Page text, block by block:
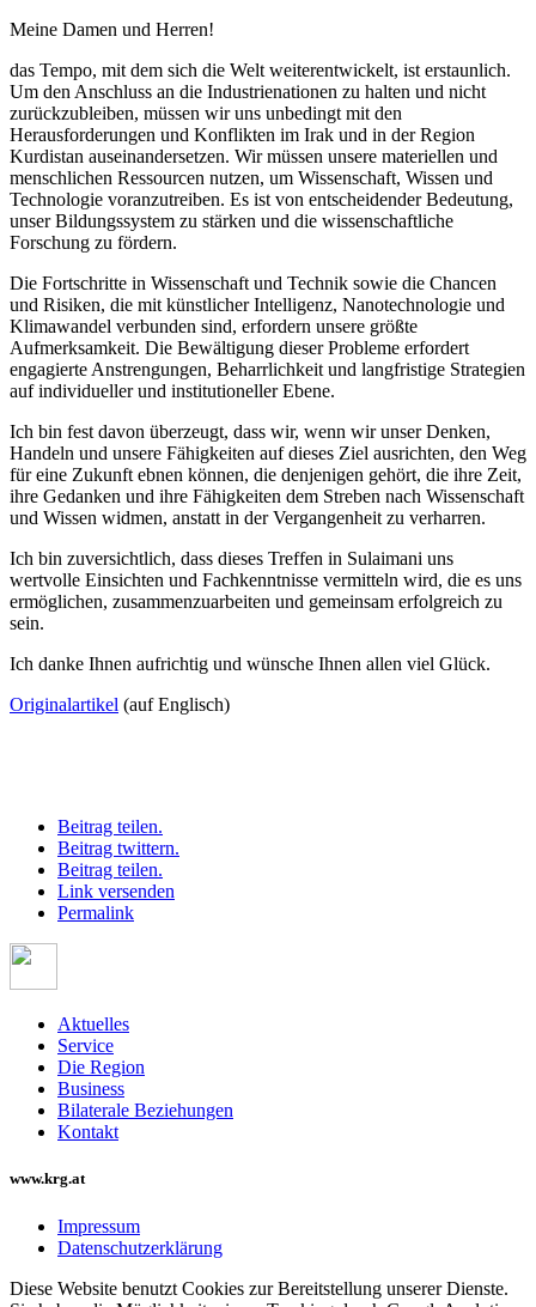
Meine Damen und Herren!
das Tempo, mit dem sich die Welt weiterentwickelt, ist erstaunlich.
Um den Anschluss an die Industrienationen zu halten und nicht
zurückzubleiben, müssen wir uns unbedingt mit den
Herausforderungen und Konflikten im Irak und in der Region
Kurdistan auseinandersetzen. Wir müssen unsere materiellen und
menschlichen Ressourcen nutzen, um Wissenschaft, Wissen und
Technologie voranzutreiben. Es ist von entscheidender Bedeutung,
unser Bildungssystem zu stärken und die wissenschaftliche
Forschung zu fördern.
Die Fortschritte in Wissenschaft und Technik sowie die Chancen
und Risiken, die mit künstlicher Intelligenz, Nanotechnologie und
Klimawandel verbunden sind, erfordern unsere größte
Aufmerksamkeit. Die Bewältigung dieser Probleme erfordert
engagierte Anstrengungen, Beharrlichkeit und langfristige Strategien
auf individueller und institutioneller Ebene.
Ich bin fest davon überzeugt, dass wir, wenn wir unser Denken,
Handeln und unsere Fähigkeiten auf dieses Ziel ausrichten, den Weg
für eine Zukunft ebnen können, die denjenigen gehört, die ihre Zeit,
ihre Gedanken und ihre Fähigkeiten dem Streben nach Wissenschaft
und Wissen widmen, anstatt in der Vergangenheit zu verharren.
Ich bin zuversichtlich, dass dieses Treffen in Sulaimani uns
wertvolle Einsichten und Fachkenntnisse vermitteln wird, die es uns
ermöglichen, zusammenzuarbeiten und gemeinsam erfolgreich zu
sein.
Ich danke Ihnen aufrichtig und wünsche Ihnen allen viel Glück.
Originalartikel (auf Englisch)
Beitrag teilen.
Beitrag twittern.
Beitrag teilen.
Link versenden
Permalink
Aktuelles
Service
Die Region
Business
Bilaterale Beziehungen
Kontakt
www.krg.at
Impressum
Datenschutzerklärung
Diese Website benutzt Cookies zur Bereitstellung unserer Dienste.